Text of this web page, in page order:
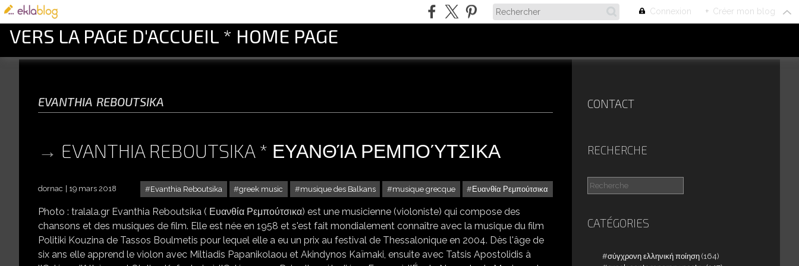
Connexion + Créer mon blog
VERS LA PAGE D'ACCUEIL * HOME PAGE
evanthia reboutsika
EVANTHIA REBOUTSIKA * ΕΥΑΝΘΊΑ ΡΕΜΠΟΎΤΣΙΚΑ
Evanthia Reboutsika greek music musique des Balkans musique grecque Ευανθία Ρεμπούτσικα
dornac 19 mars 2018
Photo : tralala.gr Evanthia Reboutsika ( Ευανθία Ρεμπούτσικα) est une musicienne (violoniste) qui compose des
chansons et des musiques de film. Elle est née en 1958 et s'est fait mondialement connaître avec la musique du film
Politiki Kouzina de Tassos Boulmetis pour lequel elle a eu un prix au festival de Thessalonique en 2004. Dès l'âge de
six ans elle apprend le violon avec Miltiadis Papanikolaou et Akindynos Kaïmaki, ensuite avec Tatsis Apostolidis à
CONTACT
RECHERCHE
CATÉGORIES
σύγχρονη ελληνική ποίηση (164)